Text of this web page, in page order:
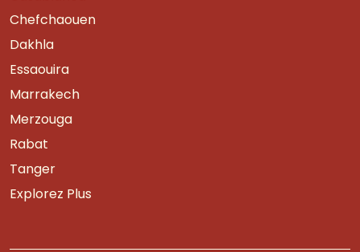
Chefchaouen
Dakhla
Essaouira
Marrakech
Merzouga
Rabat
Tanger
Explorez Plus